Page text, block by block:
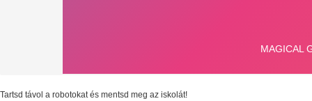
Tartsd távol a robotokat és mentsd meg az iskolát!